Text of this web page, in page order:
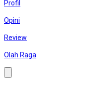
Profil
Opini
Review
Olah Raga